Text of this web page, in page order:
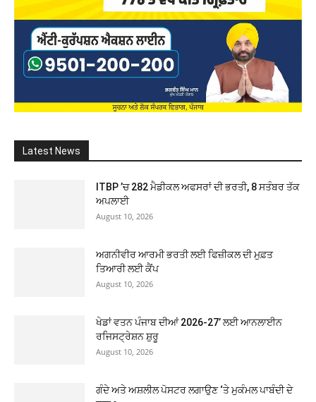
Latest News
ITBP ’ਚ 282 ਮੈਡੀਕਲ ਅਫਸਰਾਂ ਦੀ ਭਰਤੀ, 8 ਸਤੰਬਰ ਤੱਕ
ਅਪਲਾਈ
August 10, 2026
ਅਗਨੀਵੀਰ ਆਰਮੀ ਭਰਤੀ ਲਈ ਫਿਜ਼ੀਕਲ ਦੀ ਮੁਫ਼ਤ
ਤਿਆਰੀ ਲਈ ਕੈਂਪ
August 10, 2026
ਖੇਡਾਂ ਵਤਨ ਪੰਜਾਬ ਦੀਆਂ 2026-27’ ਲਈ ਆਨਲਾਈਨ
ਰਜਿਸਟ੍ਰੇਸ਼ਨ ਸ਼ੁਰੂ
August 10, 2026
ਗੰਦੇ ਅਤੇ ਅਸ਼ਲੀਲ ਪੋਸਟਰ ਲਗਾਉਣ ‘ਤੇ ਮੁਕੰਮਲ ਪਾਬੰਦੀ ਦੇ